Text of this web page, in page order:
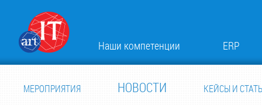
Наши компетенции ERP
МЕРОПРИЯТИЯ НОВОСТИ КЕЙСЫ И